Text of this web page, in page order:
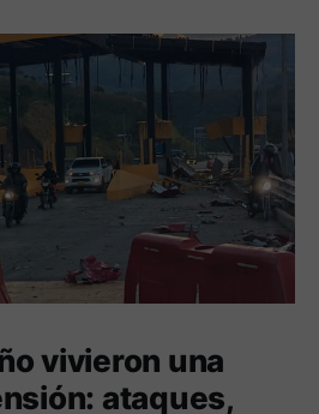
vivieron una
ataques,